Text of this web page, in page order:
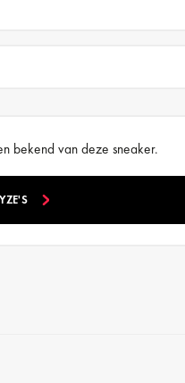
bekend van deze sneaker.